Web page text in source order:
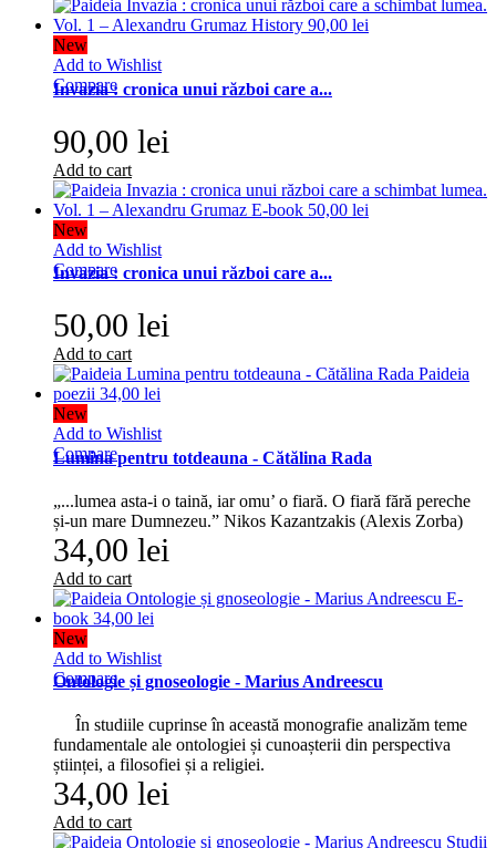
New
Add to Wishlist
Compare
Invazia : cronica unui război care a...
90,00 lei
Add to cart
New
Add to Wishlist
Compare
Invazia : cronica unui război care a...
50,00 lei
Add to cart
New
Add to Wishlist
Compare
Lumina pentru totdeauna - Cătălina Rada
„...lumea asta-i o taină, iar omu’ o fiară. O fiară fără pereche
și-un mare Dumnezeu.” Nikos Kazantzakis (Alexis Zorba)
34,00 lei
Add to cart
New
Add to Wishlist
Compare
Ontologie și gnoseologie - Marius Andreescu
În studiile cuprinse în această monografie analizăm teme
fundamentale ale ontologiei și cunoașterii din perspectiva
științei, a filosofiei și a religiei.
34,00 lei
Add to cart